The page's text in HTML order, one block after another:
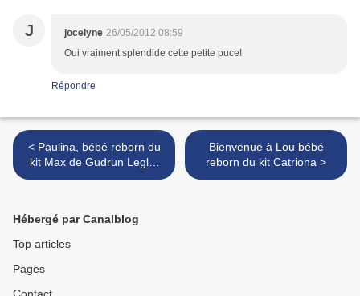
J jocelyne 26/05/2012 08:59
Oui vraiment splendide cette petite puce!
Répondre
< Paulina, bébé reborn du
kit Max de Gudrun Legler
est adoptée !
Bienvenue à Lou bébé
reborn du kit Catriona >
Hébergé par Canalblog
Top articles
Pages